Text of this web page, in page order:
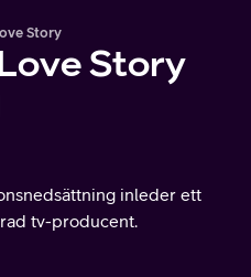
Story
Story
inleder ett
tv-producent.